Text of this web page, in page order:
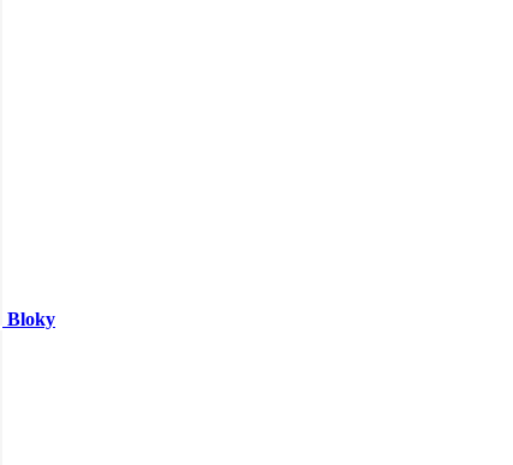
Bloky